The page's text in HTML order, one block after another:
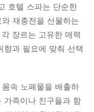
호텔 스파는 단순한
재충전을 선물하는
장르는 고유한 매력
향과 필요에 맞춰 선택
속 노폐물을 배출하
가족이나 친구들과 함